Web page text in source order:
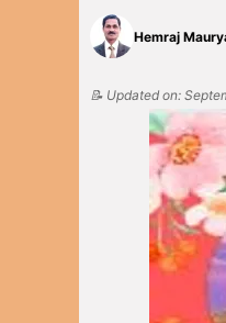
Hemraj
📝 Updated on: